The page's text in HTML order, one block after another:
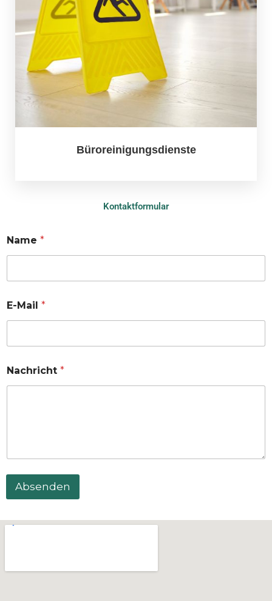
Büroreinigungsdienste
Kontaktformular
Name *
E-Mail *
Nachricht *
Absenden